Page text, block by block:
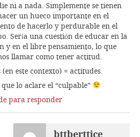
ni a nada. Simplemente se tienen
un hueco importante en el
de hacerlo y perdurable en el
Sería una cuestión de educar en la
y en el libre pensamiento, lo que
llamar como tener actitud.
(en este contexto) = actitudes.
que lo aclare el “culpable”
para responder
bttberttice